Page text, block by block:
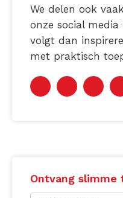
We delen ook
onze social media
volgt dan
met praktisch
Ontvang slimme